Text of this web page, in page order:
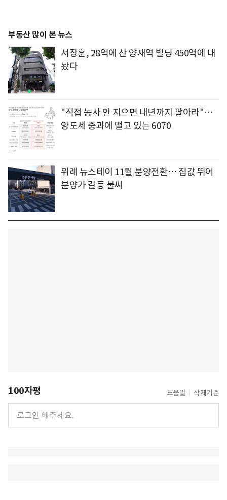
부동산 많이 본 뉴스
서장훈, 28억에 산 양재역 빌딩 450억에 내
놨다
"직접 농사 안 지으면 내년까지 팔아라"…
양도세 중과에 떨고 있는 6070
위례 뉴스테이 11월 분양전환… 집값 뛰어
분양가 갈등 불씨
100자평 도움말 삭제기준